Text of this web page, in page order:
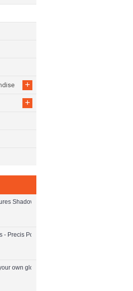
+
+
Shadowfall (Code in a Box) - Nintendo Switch
- Precis Pout Lip Liner - 629 Stone - Beauty
own globe (981050) - Toys